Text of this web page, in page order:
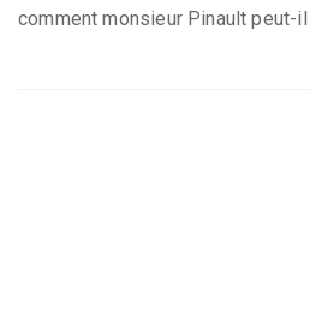
comment monsieur Pinault peut-